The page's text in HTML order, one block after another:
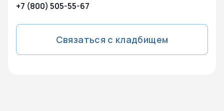
+7 (800) 505-55-67
Связаться с кладбищем